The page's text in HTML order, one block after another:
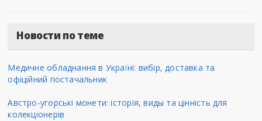
Новости по теме
Медичне обладнання в Україні: вибір, доставка та
офіційний постачальник
Австро-угорські монети: історія, виды та цінність для
колекціонерів